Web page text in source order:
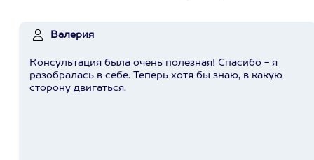
Валерия
Консультация была очень полезная! Спасибо - я
разобралась в себе. Теперь хотя бы знаю, в какую
сторону двигаться.